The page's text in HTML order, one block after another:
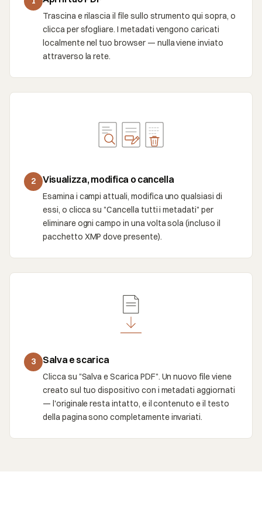
Trascina e rilascia il file sullo strumento qui sopra, o
clicca per sfogliare. I metadati vengono caricati
localmente nel tuo browser — nulla viene inviato
attraverso la rete.
2 Visualizza, modifica o cancella
Esamina i campi attuali, modifica uno qualsiasi di
essi, o clicca su "Cancella tutti i metadati" per
eliminare ogni campo in una volta sola (incluso il
pacchetto XMP dove presente).
3 Salva e scarica
Clicca su "Salva e Scarica PDF". Un nuovo file viene
creato sul tuo dispositivo con i metadati aggiornati
— l'originale resta intatto, e il contenuto e il testo
della pagina sono completamente invariati.